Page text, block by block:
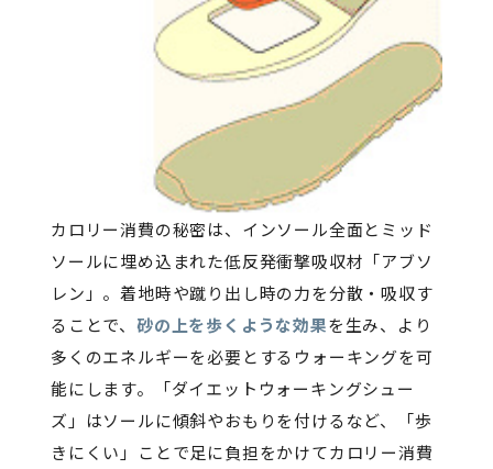
カロリー消費の秘密は、インソール全面とミッド
ソールに埋め込まれた低反発衝撃吸収材「アブソ
レン」。着地時や蹴り出し時の力を分散・吸収す
ることで、 砂の上を歩くような効果を生み、より
多くのエネルギーを必要とするウォーキングを可
能にします。「ダイエットウォーキングシュー
ズ」はソールに傾斜やおもりを付けるなど、「歩
きにくい」ことで足に負担をかけてカロリー消費